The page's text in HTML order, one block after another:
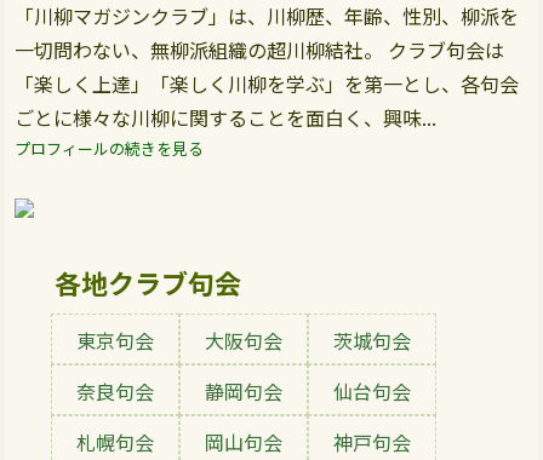
「川柳マガジンクラブ」は、川柳歴、年齢、性別、柳派を
一切問わない、無柳派組織の超川柳結社。 クラブ句会は
「楽しく上達」「楽しく川柳を学ぶ」を第一とし、各句会
ごとに様々な川柳に関することを面白く、興味...
プロフィールの続きを見る
各地クラブ句会
東京句会 大阪句会
茨城句会
奈良句会
静岡句会
仙台句会
札幌句会
岡山句会
神戸句会